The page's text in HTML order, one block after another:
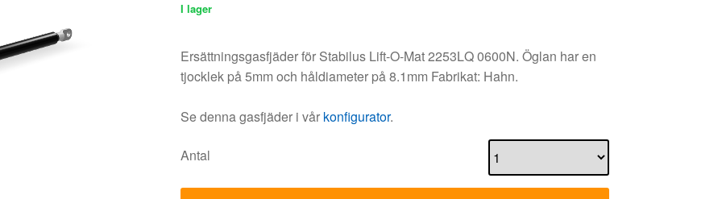
I lager
Ersättningsgasfjäder för Stabilus Lift-O-Mat 2253LQ 0600N. Öglan har en
tjocklek på 5mm och håldiameter på 8.1mm Fabrikat: Hahn.
Se denna gasfjäder i vår konfigurator.
Antal